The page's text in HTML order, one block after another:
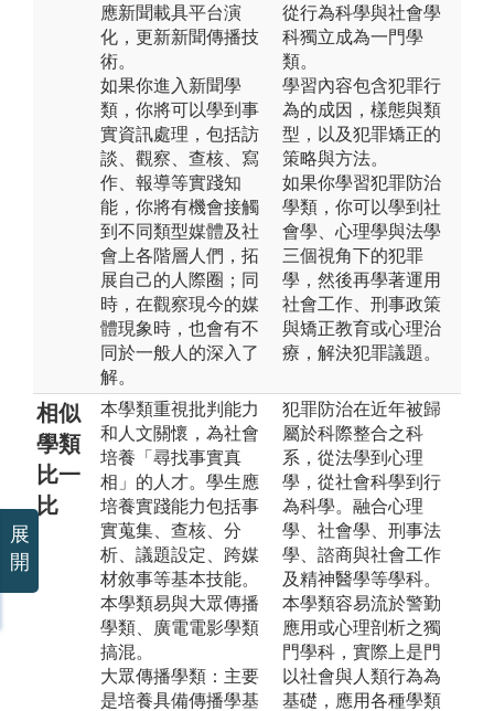
應新聞載具平台演
化，更新新聞傳播技
術。
如果你進入新聞學
類，你將可以學到事
實資訊處理，包括訪
談、觀察、查核、寫
作、報導等實踐知
能，你將有機會接觸
到不同類型媒體及社
會上各階層人們，拓
展自己的人際圈；同
時，在觀察現今的媒
體現象時，也會有不
同於一般人的深入了
解。
從行為科學與社會學
科獨立成為一門學
類。
學習內容包含犯罪行
為的成因，樣態與類
型，以及犯罪矯正的
策略與方法。
如果你學習犯罪防治
學類，你可以學到社
會學、心理學與法學
三個視角下的犯罪
學，然後再學著運用
社會工作、刑事政策
與矯正教育或心理治
療，解決犯罪議題。
相似
學類
比一
比
本學類重視批判能力
和人文關懷，為社會
培養「尋找事實真
相」的人才。學生應
培養實踐能力包括事
實蒐集、查核、分
析、議題設定、跨媒
材敘事等基本技能。
本學類易與大眾傳播
學類、廣電電影學類
搞混。
大眾傳播學類：主要
是培養具備傳播學基
犯罪防治在近年被歸
屬於科際整合之科
系，從法學到心理
學，從社會科學到行
為科學。融合心理
學、社會學、刑事法
學、諮商與社會工作
及精神醫學等學科。
本學類容易流於警勤
應用或心理剖析之獨
門學科，實際上是門
以社會與人類行為為
基礎，應用各種學類
展
開